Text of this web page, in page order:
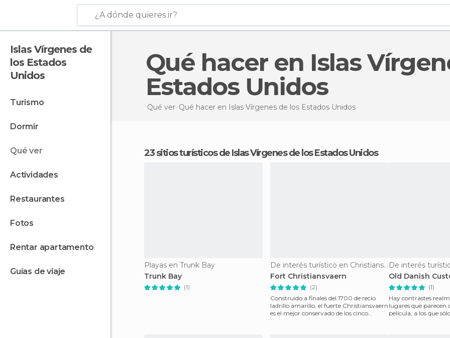
¿A dónde quieres ir?
Islas Vírgenes de
los Estados
Unidos
turismo
dormir
qué ver
actividades
restaurantes
fotos
rentar apartamento
guías de viaje
Qué hacer en Islas Vírgenes de los
Estados Unidos
Qué ver Qué hacer en Islas Vírgenes de los Estados Unidos
23 sitios turísticos de Islas Vírgenes de los Estados Unidos
Playas en Trunk Bay
Trunk Bay
(1)
De interés turístico en Christiansted
Fort Christiansvaern
(2)
Construido a finales del 1700 de recio
ladrillo amarillo, el fuerte Christiansvaern
es el mejor conservado de los cinco
Old Danish
(1)
Hay contrastes
lugares que parecen
película, a los que